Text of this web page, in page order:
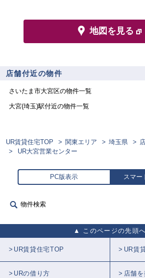
地図を見る
店舗付近の物件
さいたま市大宮区の物件一覧
大宮(埼玉)駅付近の物件一覧
UR賃貸住宅TOP 関東エリア 埼玉県
UR大宮営業センター
PC版表示 スマー
物件検索
このページの先頭へ
UR賃貸住宅TOP UR賃
URの借り方 店舗を